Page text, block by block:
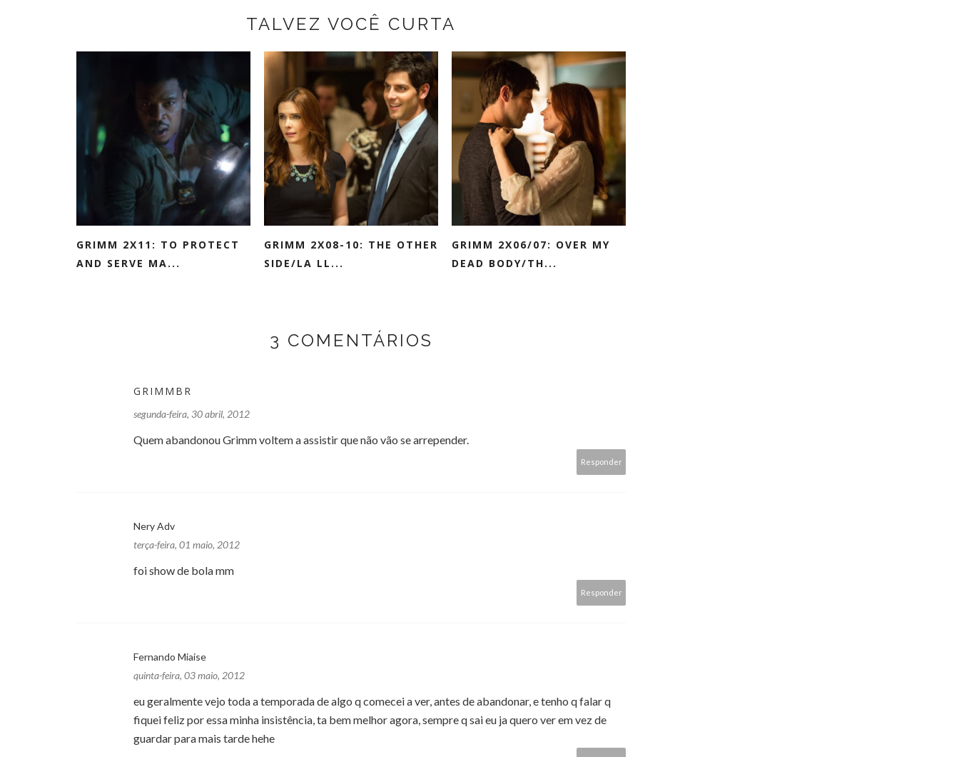
TALVEZ VOCÊ CURTA
GRIMM 2X11: TO PROTECT
AND SERVE MA...
GRIMM 2X08-10: THE OTHER
SIDE/LA LL...
GRIMM 2X06/07: OVER MY
DEAD BODY/TH...
3 COMENTÁRIOS
GRIMMBR
segunda-feira, 30 abril, 2012
Quem abandonou Grimm voltem a assistir que não vão se arrepender.
Responder
Nery Adv
terça-feira, 01 maio, 2012
foi show de bola mm
Responder
Fernando Miaise
quinta-feira, 03 maio, 2012
eu geralmente vejo toda a temporada de algo q comecei a ver, antes de abandonar, e tenho q falar q
fiquei feliz por essa minha insistência, ta bem melhor agora, sempre q sai eu ja quero ver em vez de
guardar para mais tarde hehe